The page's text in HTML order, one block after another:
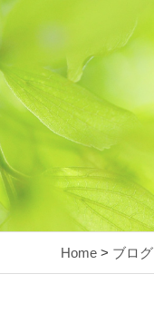
Home > ブログ